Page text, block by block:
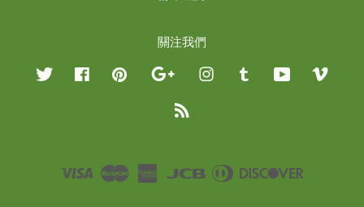
關注我們
Twitter Facebook Pinterest Google InstagramTumblr YouTube
Visa Master
American
JCB
Diners